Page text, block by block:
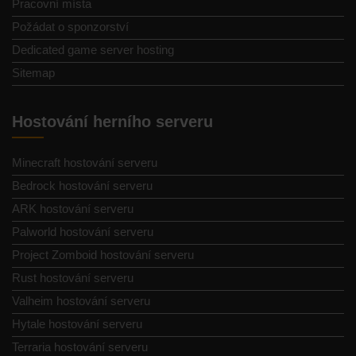
Pracovní místa
Požádat o sponzorství
Dedicated game server hosting
Sitemap
Hostování herního serveru
Minecraft hostování serveru
Bedrock hostování serveru
ARK hostování serveru
Palworld hostování serveru
Project Zomboid hostování serveru
Rust hostování serveru
Valheim hostování serveru
Hytale hostování serveru
Terraria hostování serveru